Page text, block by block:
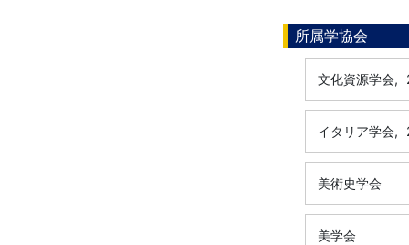
所属学協会
文化資源学会,
イタリア学会,
美術史学会
美学会